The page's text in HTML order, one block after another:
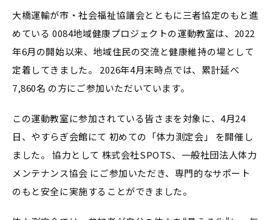
大橋運輸が市・社会福祉協議会とともに三者協定のもと進
めている 0084地域健康プロジェクトの運動教室は、2022
年6月の開始以来、地域住民の交流と健康維持の場として
定着してきました。 2026年4月末時点では、累計延べ
7,860名 の方にご参加いただいています。
この運動教室に参加されている皆さまを対象に、4月24
日、やすらぎ会館にて 初めての「体力測定会」 を開催し
ました。 協力として 株式会社SPOTS、一般社団法人体力
メンテナンス協会 にご参加いただき、専門的なサポート
のもと安全に実施することができました。